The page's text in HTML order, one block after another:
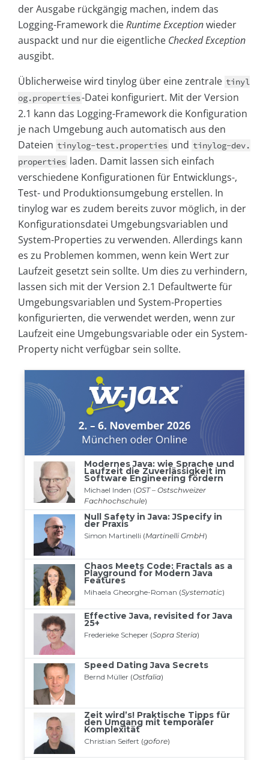
der Ausgabe rückgängig machen, indem das
Logging-Framework dieRuntime Exceptionwieder
auspackt und nur die eigentliche Checked Exception
ausgibt.
Üblicherweise wird tinylog über eine zentrale tinyl
og.properties-Datei konfiguriert. Mit der Version
2.1 kann das Logging-Framework die Konfiguration
je nach Umgebung auch automatisch aus den
Dateien tinylog-test.properties und tinylog-dev.
properties laden. Damit lassen sich einfach
verschiedene Konfigurationen für Entwicklungs-,
Test- und Produktionsumgebung erstellen. In
tinylog war es zudem bereits zuvor möglich, in der
Konfigurationsdatei Umgebungsvariablen und
System-Properties zu verwenden. Allerdings kann
es zu Problemen kommen, wenn kein Wert zur
Laufzeit gesetzt sein sollte. Um dies zu verhindern,
lassen sich mit der Version 2.1 Defaultwerte für
Umgebungsvariablen und System-Properties
konfigurierten, die verwendet werden, wenn zur
Laufzeit eine Umgebungsvariable oder ein System-
Property nicht verfügbar sein sollte.